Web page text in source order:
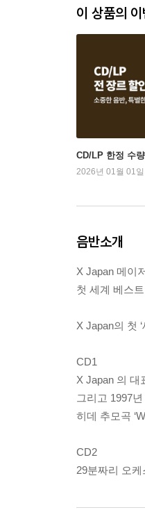
이 상품의
CD/LP 한정 수
2026년 01월 01
음반소개
X Japan 메이
첫 세계 베스
X Japan의 첫
CD1
X Japan 의 대
그리고 1997
히데 추모곡
CD2
29분짜리 오케